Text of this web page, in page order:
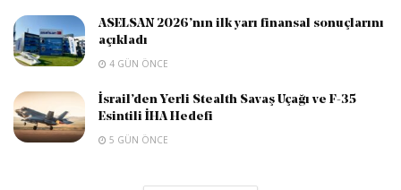
ASELSAN 2026’nın ilk yarı finansal sonuçlarını
açıkladı
4 GÜN ÖNCE
İsrail’den Yerli Stealth Savaş Uçağı ve F-35
Esintili İHA Hedefi
5 GÜN ÖNCE